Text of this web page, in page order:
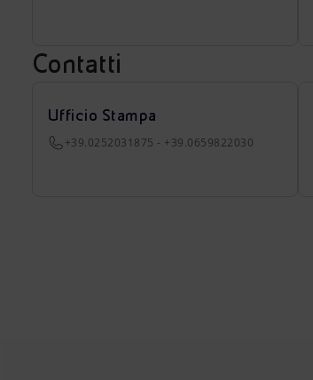
Contatti
Ufficio Stampa
+39.0252031875 - +39.0659822030